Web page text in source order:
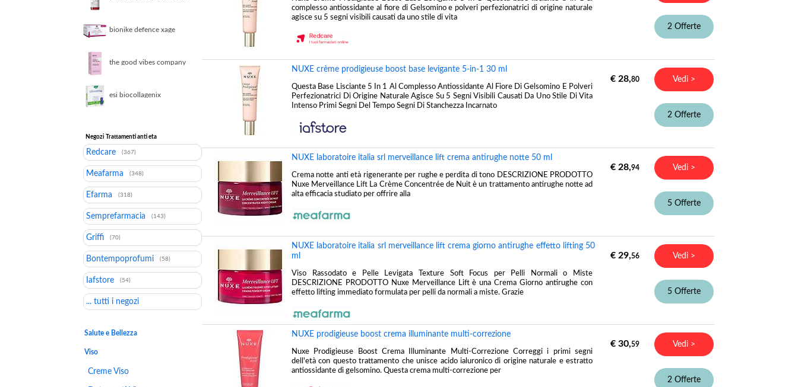
bionike defence xage
the good vibes company
esi biocollagenix
Negozi Trattamenti anti eta
Redcare (367)
Meafarma (348)
Efarma (318)
Semprefarmacia (143)
Griffi (70)
Bontempoprofumi (58)
Iafstore (54)
... tutti i negozi
Salute e Bellezza
Viso
Creme Viso
complesso antiossidante al fiore di Gelsomino e polveri perfezionatrici di origine naturale
agisce su 5 segni visibili causati da uno stile di vita
2 Offerte
NUXE crème prodigieuse boost base levigante 5-in-1 30 ml
Questa Base Lisciante 5 In 1 Al Complesso Antiossidante Al Fiore Di Gelsomino E Polveri
Perfezionatrici Di Origine Naturale Agisce Su 5 Segni Visibili Causati Da Uno Stile Di Vita
Intenso Primi Segni Del Tempo Segni Di Stanchezza Incarnato
€ 28,80 Vedi >
2 Offerte
NUXE laboratoire italia srl merveillance lift crema antirughe notte 50 ml
Crema notte anti età rigenerante per rughe e perdita di tono DESCRIZIONE PRODOTTO
Nuxe Merveillance Lift La Crème Concentrée de Nuit è un trattamento antirughe notte ad
alta efficacia studiato per offrire alla
€ 28,94 Vedi >
5 Offerte
NUXE laboratoire italia srl merveillance lift crema giorno antirughe effetto lifting 50
ml
Viso Rassodato e Pelle Levigata Texture Soft Focus per Pelli Normali o Miste
DESCRIZIONE PRODOTTO Nuxe Merveillance Lift è una Crema Giorno antirughe con
effetto lifting immediato formulata per pelli da normali a miste. Grazie
€ 29,56 Vedi >
5 Offerte
NUXE prodigieuse boost crema illuminante multi-correzione
Nuxe Prodigieuse Boost Crema Illuminante Multi-Correzione Correggi i primi segni
dell'età con questo trattamento che unisce acido ialuronico di origine naturale e estratto
antiossidante di gelsomino. Questa crema multi-correzione per
€ 30,59 Vedi >
2 Offerte